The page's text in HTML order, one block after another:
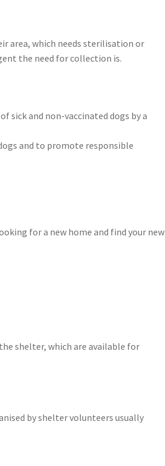
area, which needs sterilisation or
the need for collection is.
and non-vaccinated dogs by a
and to promote responsible
for a new home and find your new
shelter, which are available for
by shelter volunteers usually